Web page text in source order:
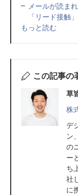
メールが読ま
「リード接触
もっと読む
この記事の
草
株
デ
ン
の
ー
ち
社
に